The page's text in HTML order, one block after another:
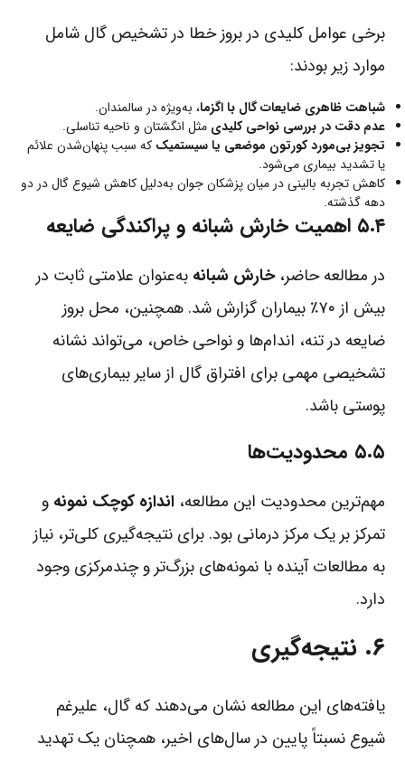
برخی عوامل کلیدی در بروز خطا در تشخیص گال شامل
موارد زیر بودند:
شباهت ظاهری ضایعات گال با اگزما، به‌ویژه در سالمندان.
عدم دقت در بررسی نواحی کلیدی مثل انگشتان و ناحیه تناسلی.
تجویز بی‌مورد کورتون موضعی یا سیستمیک که سبب پنهان‌شدن علائم
یا تشدید بیماری می‌شود.
کاهش تجربه بالینی در میان پزشکان جوان به‌دلیل کاهش شیوع گال در دو
دهه گذشته.
۵.۴ اهمیت خارش شبانه و پراکندگی ضایعه
در مطالعه حاضر،خارش شبانه به‌عنوان علامتی ثابت در
بیش از ۷۰٪ بیماران گزارش شد. همچنین، محل بروز
ضایعه در تنه، اندام‌ها و نواحی خاص، می‌تواند نشانه
تشخیصی مهمی برای افتراق گال از سایر بیماری‌های
پوستی باشد.
۵.۵ محدودیت‌ها
مهم‌ترین محدودیت این مطالعه، اندازه کوچک نمونه و
تمرکز بر یک مرکز درمانی بود. برای نتیجه‌گیری کلی‌تر، نیاز
به مطالعات آینده با نمونه‌های بزرگ‌تر و چندمرکزی وجود
دارد.
۶. نتیجه‌گیری
یافته‌های این مطالعه نشان می‌دهند که گال، علیرغم
شیوع نسبتاً پایین در سال‌های اخیر، همچنان یک تهدید